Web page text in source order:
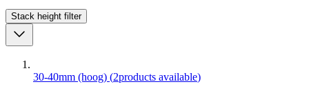
Stack height filter
30-40mm (hoog) (2products available)